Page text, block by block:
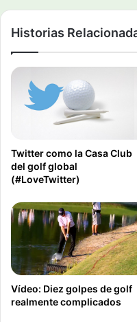
Historias
Twitter como la Casa Club
del golf global
(#LoveTwitter)
Vídeo: Diez golpes de golf
realmente complicados